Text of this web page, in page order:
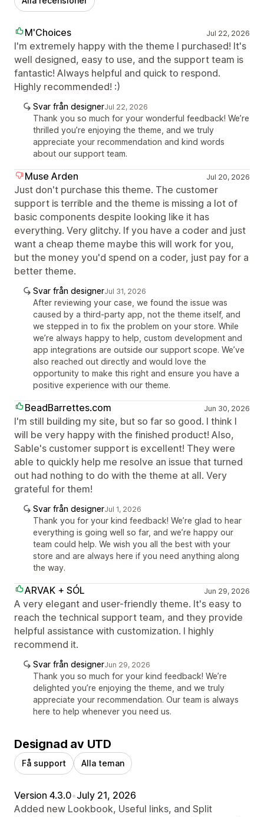
M'Choices Jul 22, 2026
I'm extremely happy with the theme I purchased! It's
well designed, easy to use, and the support team is
fantastic! Always helpful and quick to respond.
Highly recommended! :)
Svar från designerJul 22, 2026
Thank you so much for your wonderful feedback! We’re
thrilled you’re enjoying the theme, and we truly
appreciate your recommendation and kind words
about our support team.
Muse Arden Jul 20, 2026
Just don't purchase this theme. The customer
support is terrible and the theme is missing a lot of
basic components despite looking like it has
everything. Very glitchy. If you have a coder and just
want a cheap theme maybe this will work for you,
but the money you'd spend on a coder, just pay for a
better theme.
Svar från designerJul 31, 2026
After reviewing your case, we found the issue was
caused by a third-party app, not the theme itself, and
we stepped in to fix the problem on your store. While
we’re always happy to help, custom development and
app integrations are outside our support scope. We’ve
also reached out directly and would love the
opportunity to make this right and ensure you have a
positive experience with our theme.
BeadBarrettes.com Jun 30, 2026
I'm still building my site, but so far so good. I think I
will be very happy with the finished product! Also,
Sable's customer support is excellent! They were
able to quickly help me resolve an issue that turned
out had nothing to do with the theme at all. Very
grateful for them!
Svar från designerJul 1, 2026
Thank you for your kind feedback! We’re glad to hear
everything is going well so far, and we’re happy our
team could help. We wish you all the best with your
store and are always here if you need anything along
the way.
ARVAK + SÓL Jun 29, 2026
A very elegant and user-friendly theme. It's easy to
reach the technical support team, and they provide
helpful assistance with customization. I highly
recommend it.
Svar från designerJun 29, 2026
Thank you so much for your kind feedback! We’re
delighted you’re enjoying the theme, and we truly
appreciate your recommendation. Our team is always
here to help whenever you need us.
Designad av UTD
Få support Alla teman
Version 4.3.0•July 21, 2026
Added new Lookbook, Useful links, and Split